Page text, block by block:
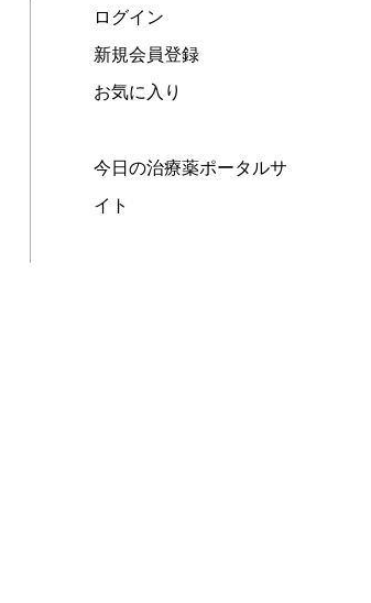
ログイン
新規会員登録
お気に入り
今日の治療薬ポータルサ
イト